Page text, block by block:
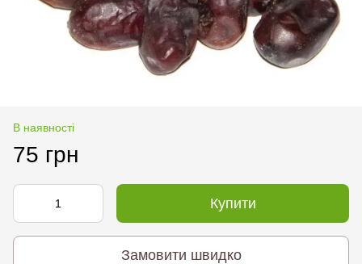
В наявності
75 грн
Купити
Замовити швидко